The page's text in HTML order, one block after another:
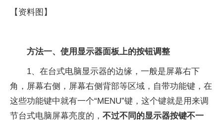
【资料图】
方法一、使用显示器面板上的按钮调整
1、在台式电脑显示器的边缘，一般是屏幕右下
角，屏幕右侧，屏幕右侧背部等区域，自带功能键，在
这些功能键中就有一个“MENU”键，这个键就是用来调
节台式电脑屏幕亮度的， 不过不同的显示器按键不一